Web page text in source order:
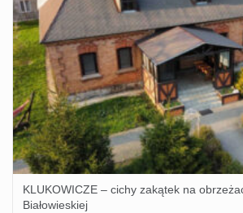
KLUKOWICZE – cichy zakątek na
Białowieskiej